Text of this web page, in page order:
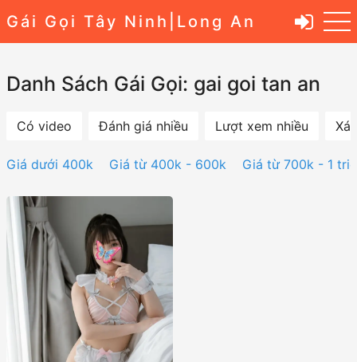
Gái Gọi Tây Ninh|Long An
Danh Sách Gái Gọi: gai goi tan an
Có video Đánh giá nhiều Lượt xem nhiều
Giá dưới 400k Giá từ 400k - 600k Giá từ 700k - 1